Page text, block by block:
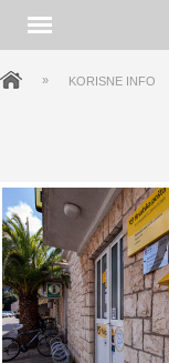
» KORISNE INFO